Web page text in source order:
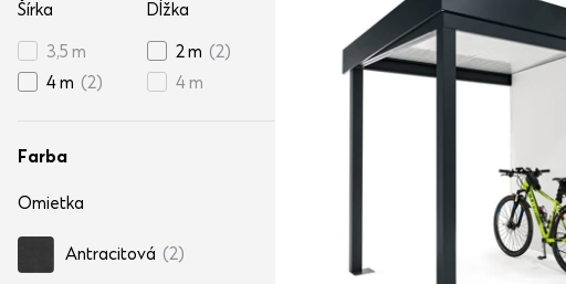
Šírka
3,5 m
4 m (2)
Dĺžka
2 m (2)
4 m
Farba
Omietka
Antracitová (2)